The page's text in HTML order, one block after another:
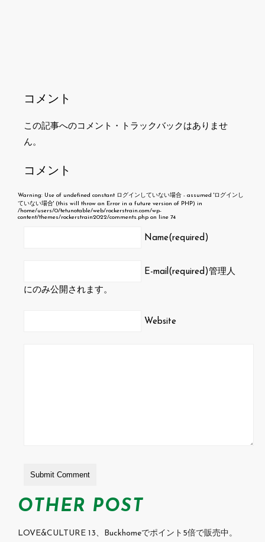
コメント
この記事へのコメント・トラックバックはありませ
ん。
コメント
Warning: Use of undefined constant ログインしていない場合 - assumed 'ログインし
ていない場合' (this will throw an Error in a future version of PHP) in
/home/users/0/tetunotable/web/rockerstrain.com/wp-
content/themes/rockerstrain2022/comments.php on line74
Name(required)
E-mail(required)管理人
にのみ公開されます。
Website
OTHER POST
LOVE&CULTURE 13、Buckhomeでポイント5倍で販売中。